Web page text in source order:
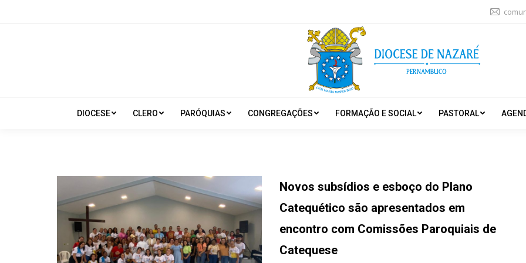
DIOCESE CLERO PARÓQUIAS CONGREGAÇÕES FORMAÇÃO E SOCIAL PASTORAL
Novos subsídios e esboço do Plano
Catequético são apresentados em
encontro com Comissões Paroquiais de
Catequese